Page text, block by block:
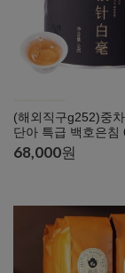
(해외직구g252)중
단아 특급 백호은침
68,000원